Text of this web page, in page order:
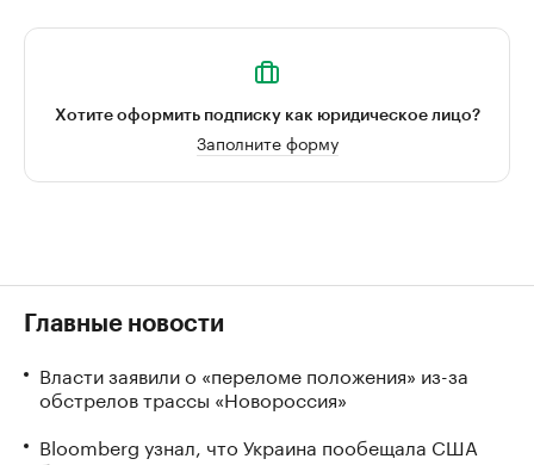
Хотите оформить подписку как юридическое лицо?
Заполните форму
Главные новости
Власти заявили о «переломе положения» из-за
обстрелов трассы «Новороссия»
Bloomberg узнал, что Украина пообещала США